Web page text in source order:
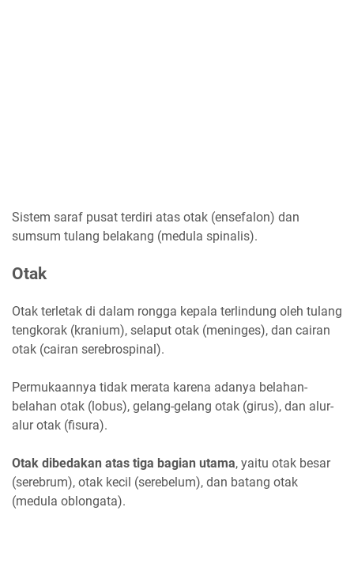
Sistem saraf pusat terdiri atas otak (ensefalon) dan
sumsum tulang belakang (medula spinalis).
Otak
Otak terletak di dalam rongga kepala terlindung oleh tulang
tengkorak (kranium), selaput otak (meninges), dan cairan
otak (cairan serebrospinal).
Permukaannya tidak merata karena adanya belahan-
belahan otak (lobus), gelang-gelang otak (girus), dan alur-
alur otak (fisura).
Otak dibedakan atas tiga bagian utama, yaitu otak besar
(serebrum), otak kecil (serebelum), dan batang otak
(medula oblongata).